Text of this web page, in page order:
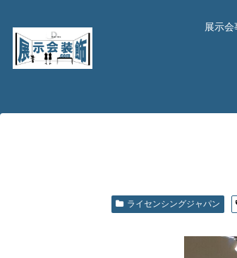
展示会
ライセンシングジャパン